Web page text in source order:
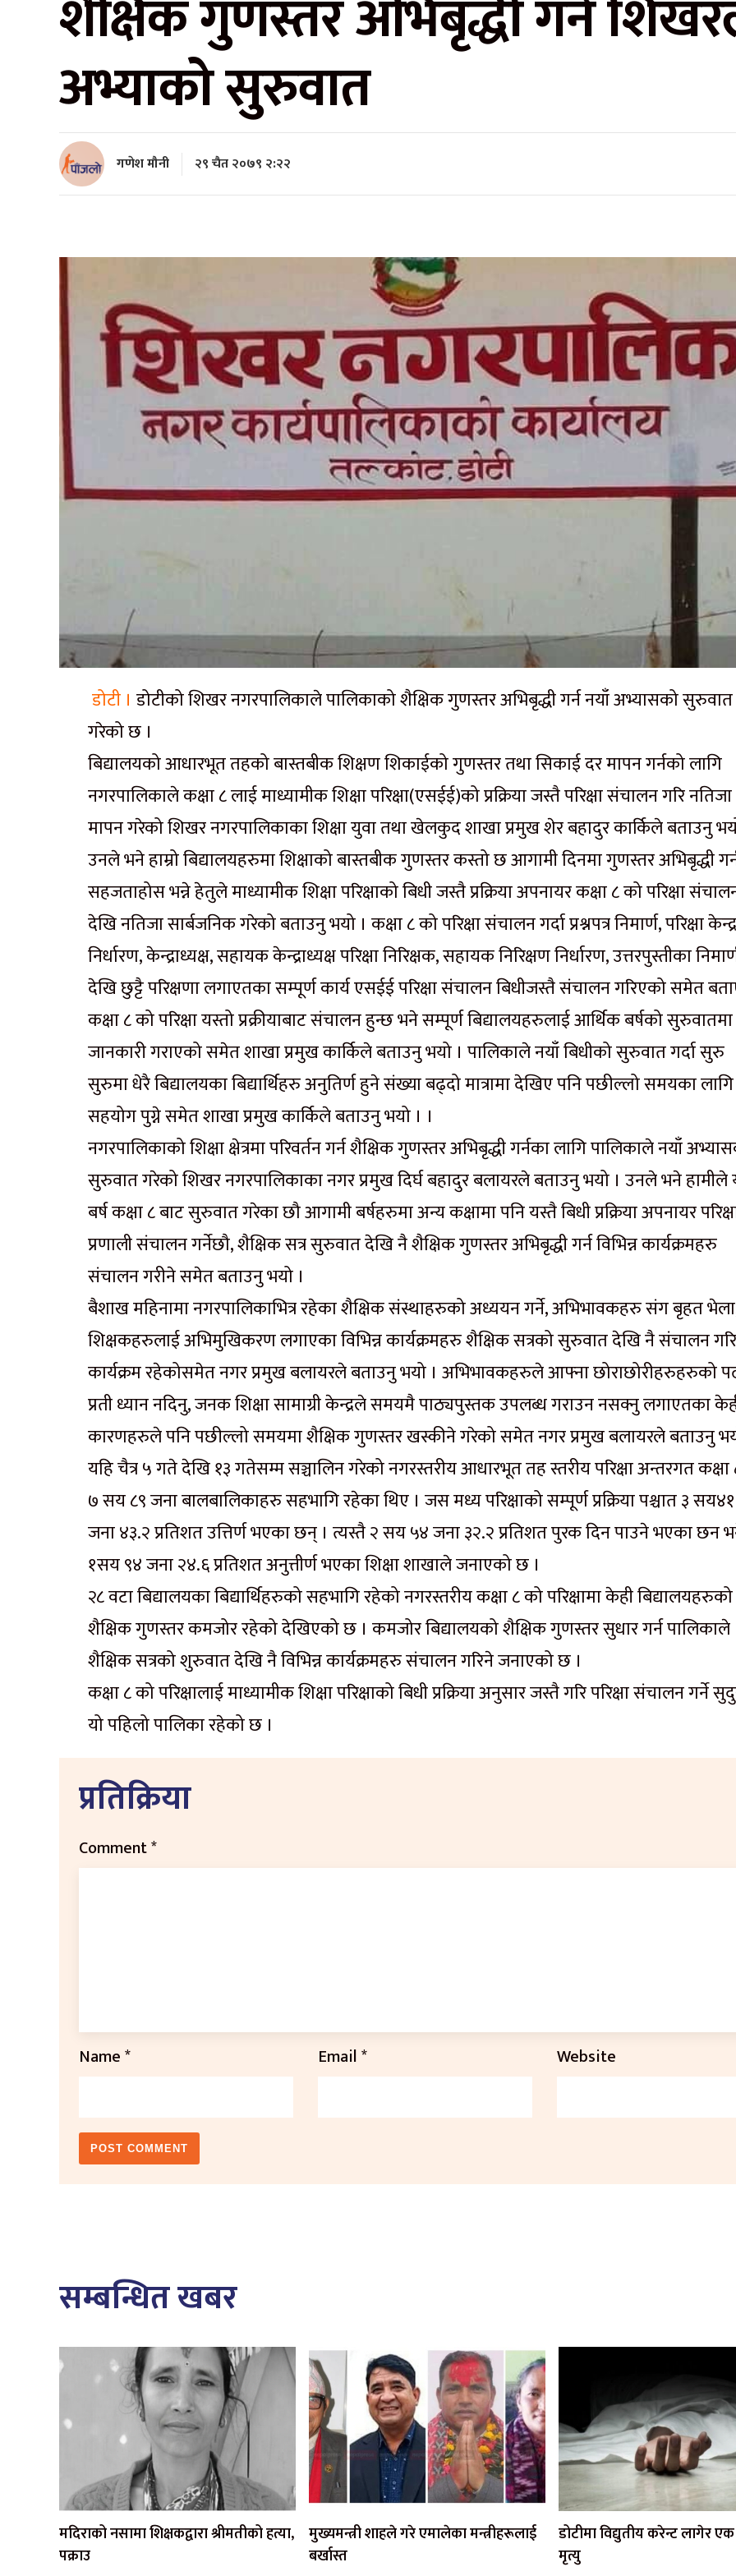
शैक्षिक गुणस्तर अभिबृद्धी गर्न
अभ्याको सुरुवात
गणेश मौनी २९ चैत २०७९ २:२२
डोटी । डोटीको शिखर नगरपालिकाले पालिकाको शैक्षिक गुणस्तर अभिबृद्धी गर्न नयाँ अभ्यासको सुरुवात
गरेको छ ।
बिद्यालयको आधारभूत तहको बास्तबीक शिक्षण शिकाईको गुणस्तर तथा सिकाई दर मापन गर्नको लागि
नगरपालिकाले कक्षा ८ लाई माध्यामीक शिक्षा परिक्षा(एसईई)को प्रक्रिया जस्तै परिक्षा संचालन गरि नतिजा
मापन गरेको शिखर नगरपालिकाका शिक्षा युवा तथा खेलकुद शाखा प्रमुख शेर बहादुर कार्किले बताउनु
उनले भने हाम्रो बिद्यालयहरुमा शिक्षाको बास्तबीक गुणस्तर कस्तो छ आगामी दिनमा गुणस्तर अभिबृद्धी
सहजताहोस भन्ने हेतुले माध्यामीक शिक्षा परिक्षाको बिधी जस्तै प्रक्रिया अपनायर कक्षा ८ को परिक्षा
देखि नतिजा सार्बजनिक गरेको बताउनु भयो । कक्षा ८ को परिक्षा संचालन गर्दा प्रश्नपत्र निमार्ण, परिक्षा केन्द्र
निर्धारण, केन्द्राध्यक्ष, सहायक केन्द्राध्यक्ष परिक्षा निरिक्षक, सहायक निरिक्षण निर्धारण, उत्तरपुस्तीका
देखि छुट्टै परिक्षणा लगाएतका सम्पूर्ण कार्य एसईई परिक्षा संचालन बिधीजस्तै संचालन गरिएको समेत
कक्षा ८ को परिक्षा यस्तो प्रक्रीयाबाट संचालन हुन्छ भने सम्पूर्ण बिद्यालयहरुलाई आर्थिक बर्षको
जानकारी गराएको समेत शाखा प्रमुख कार्किले बताउनु भयो । पालिकाले नयाँ बिधीको सुरुवात गर्दा सुरु
सुरुमा धेरै बिद्यालयका बिद्यार्थिहरु अनुतिर्ण हुने संख्या बढ्दो मात्रामा देखिए पनि पछील्लो समयका लागि
सहयोग पुग्ने समेत शाखा प्रमुख कार्किले बताउनु भयो । ।
नगरपालिकाको शिक्षा क्षेत्रमा परिवर्तन गर्न शैक्षिक गुणस्तर अभिबृद्धी गर्नका लागि पालिकाले नयाँ
सुरुवात गरेको शिखर नगरपालिकाका नगर प्रमुख दिर्घ बहादुर बलायरले बताउनु भयो । उनले भने
बर्ष कक्षा ८ बाट सुरुवात गरेका छौ आगामी बर्षहरुमा अन्य कक्षामा पनि यस्तै बिधी प्रक्रिया अपनायर
प्रणाली संचालन गर्नेछौ, शैक्षिक सत्र सुरुवात देखि नै शैक्षिक गुणस्तर अभिबृद्धी गर्न विभिन्न कार्यक्रमहरु
संचालन गरीने समेत बताउनु भयो ।
बैशाख महिनामा नगरपालिकाभित्र रहेका शैक्षिक संस्थाहरुको अध्ययन गर्ने, अभिभावकहरु संग बृहत
शिक्षकहरुलाई अभिमुखिकरण लगाएका विभिन्न कार्यक्रमहरु शैक्षिक सत्रको सुरुवात देखि नै संचालन
कार्यक्रम रहेकोसमेत नगर प्रमुख बलायरले बताउनु भयो । अभिभावकहरुले आफ्ना छोराछोरीहरुहरुको
प्रती ध्यान नदिनु, जनक शिक्षा सामाग्री केन्द्रले समयमै पाठ्यपुस्तक उपलब्ध गराउन नसक्नु लगाएतका
कारणहरुले पनि पछील्लो समयमा शैक्षिक गुणस्तर खस्कीने गरेको समेत नगर प्रमुख बलायरले बताउनु
यहि चैत्र ५ गते देखि १३ गतेसम्म सञ्चालिन गरेको नगरस्तरीय आधारभूत तह स्तरीय परिक्षा अन्तरगत कक्षा
७ सय ८९ जना बालबालिकाहरु सहभागि रहेका थिए । जस मध्य परिक्षाको सम्पूर्ण प्रक्रिया पश्चात ३ सय४१
जना ४३.२ प्रतिशत उत्तिर्ण भएका छन् । त्यस्तै २ सय ५४ जना ३२.२ प्रतिशत पुरक दिन पाउने भएका छन
१सय ९४ जना २४.६ प्रतिशत अनुत्तीर्ण भएका शिक्षा शाखाले जनाएको छ ।
२८ वटा बिद्यालयका बिद्यार्थिहरुको सहभागि रहेको नगरस्तरीय कक्षा ८ को परिक्षामा केही बिद्यालयहरुको
शैक्षिक गुणस्तर कमजोर रहेको देखिएको छ । कमजोर बिद्यालयको शैक्षिक गुणस्तर सुधार गर्न पालिकाले
शैक्षिक सत्रको शुरुवात देखि नै विभिन्न कार्यक्रमहरु संचालन गरिने जनाएको छ ।
कक्षा ८ को परिक्षालाई माध्यामीक शिक्षा परिक्षाको बिधी प्रक्रिया अनुसार जस्तै गरि परिक्षा संचालन गर्ने
यो पहिलो पालिका रहेको छ ।
प्रतिक्रिया
Comment*
Name* Email* Website
सम्बन्धित खबर
मदिराको नसामा शिक्षकद्वारा श्रीमतीको हत्या,
पक्राउ
मुख्यमन्त्री शाहले गरे एमालेका मन्त्रीहरूलाई
बर्खास्त
डोटीमा विद्युतीय करेन्ट लागेर
मृत्यु